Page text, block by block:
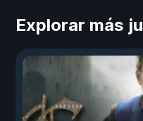
Explorar más